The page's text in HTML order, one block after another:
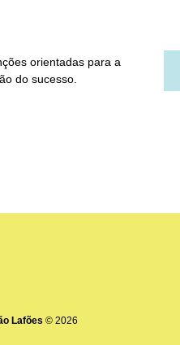
orientadas para a
do sucesso.
Lafões © 2026